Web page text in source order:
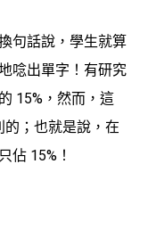
句話說， 學生就算
唸出單字 ！有研究
15%，然而，這
的；也就是說，在
佔 15%！